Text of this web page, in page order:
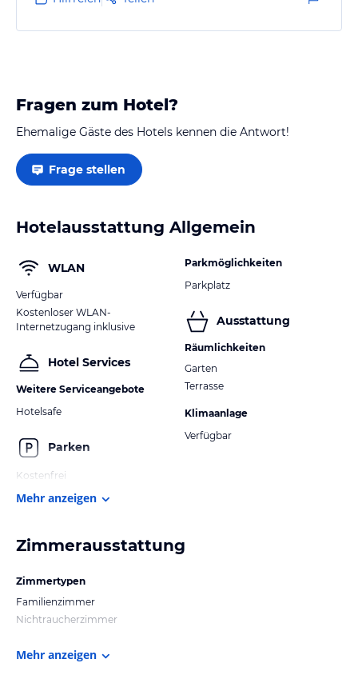
Fragen zum Hotel?
Ehemalige Gäste des Hotels kennen die Antwort!
Frage stellen
Hotelausstattung Allgemein
WLAN
Verfügbar
Kostenloser WLAN-
Internetzugang inklusive
Hotel Services
Weitere Serviceangebote
Hotelsafe
Parken
Kostenfrei
Parkmöglichkeiten
Parkplatz
Ausstattung
Räumlichkeiten
Garten
Terrasse
Klimaanlage
Verfügbar
Mehr anzeigen
Zimmerausstattung
Zimmertypen
Familienzimmer
Nichtraucherzimmer
Mehr anzeigen